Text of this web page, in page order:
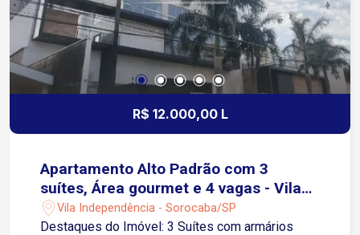
a poucos minutos do Campolim, Shopping
Iguatemi Esplanada e principais polos comerciais
da cidade. Agende já sua visita
R$ 12.000,00 L
Apartamento Alto Padrão com 3
suítes, Área gourmet e 4 vagas - Vila
Independência
Vila Independência - Sorocaba/SP
Destaques do Imóvel: 3 Suítes com armários